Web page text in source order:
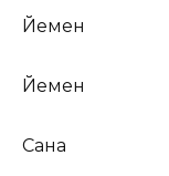
Йемен
Йемен
Сана